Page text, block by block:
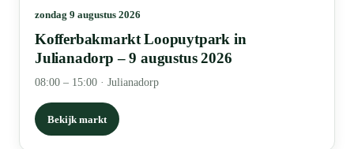
zondag 9 augustus 2026
Kofferbakmarkt Loopuytpark in
Julianadorp – 9 augustus 2026
08:00 – 15:00 · Julianadorp
Bekijk markt